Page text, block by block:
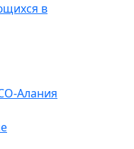
в
Алания